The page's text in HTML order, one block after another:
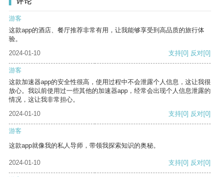
游客
这款app的酒店、餐厅推荐非常有用，让我能够享受到高品质的旅行体
验。
2024-01-10
支持[0] 反对[0]
游客
这款加速器app的安全性很高，使用过程中不会泄露个人信息，这让我很
放心。我以前使用过一些其他的加速器app，经常会出现个人信息泄露的
情况，这让我非常担心。
2024-01-10
支持[0] 反对[0]
游客
这款app就像我的私人导师，带领我探索知识的奥秘。
2024-01-10 支持[0] 反对[0]